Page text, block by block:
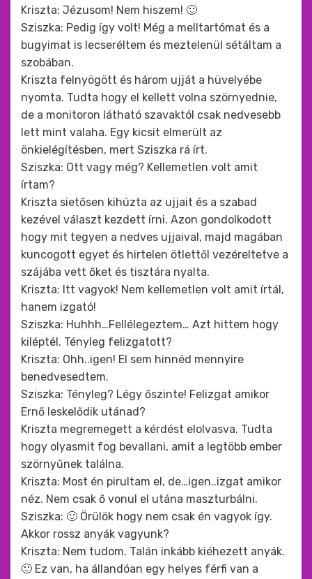
Kriszta: Jézusom! Nem hiszem! 🙂
Sziszka: Pedig így volt! Még a melltartómat és a
bugyimat is lecseréltem és meztelenül sétáltam a
szobában.
Kriszta felnyögött és három ujját a hüvelyébe
nyomta. Tudta hogy el kellett volna szörnyednie,
de a monitoron látható szavaktól csak nedvesebb
lett mint valaha. Egy kicsit elmerült az
önkielégítésben, mert Sziszka rá írt.
Sziszka: Ott vagy még? Kellemetlen volt amit
írtam?
Kriszta sietősen kihúzta az ujjait és a szabad
kezével választ kezdett írni. Azon gondolkodott
hogy mit tegyen a nedves ujjaival, majd magában
kuncogott egyet és hirtelen ötlettől vezéreltetve a
szájába vett őket és tisztára nyalta.
Kriszta: Itt vagyok! Nem kellemetlen volt amit írtál,
hanem izgató!
Sziszka: Huhhh…Fellélegeztem… Azt hittem hogy
kiléptél. Tényleg felizgatott?
Kriszta: Ohh..igen! El sem hinnéd mennyire
benedvesedtem.
Sziszka: Tényleg? Légy őszinte! Felizgat amikor
Ernő leskelődik utánad?
Kriszta megremegett a kérdést elolvasva. Tudta
hogy olyasmit fog bevallani, amit a legtöbb ember
szörnyűnek találna.
Kriszta: Most én pirultam el, de…igen..izgat amikor
néz. Nem csak ő vonul el utána maszturbálni.
Sziszka: 🙂 Örülök hogy nem csak én vagyok így.
Akkor rossz anyák vagyunk?
Kriszta: Nem tudom. Talán inkább kiéhezett anyák.
🙂 Ez van, ha állandóan egy helyes férfi van a